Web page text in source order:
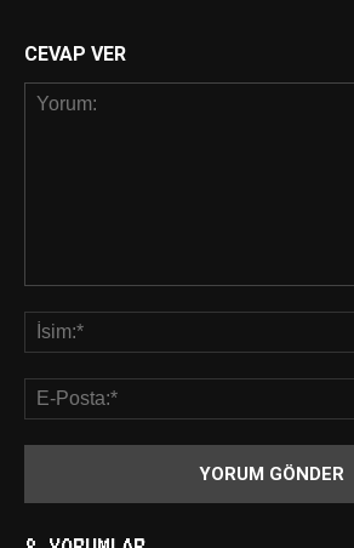
CEVAP VER